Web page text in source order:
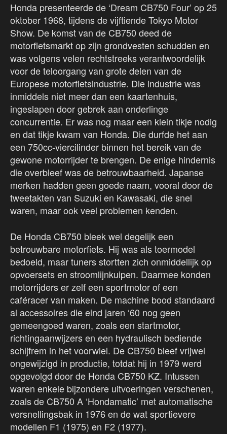
Honda presenteerde de ‘Dream CB750 Four’ op 25
oktober 1968, tijdens de vijftiende Tokyo Motor
Show. De komst van de CB750 deed de
motorfietsmarkt op zijn grondvesten schudden en
was volgens velen rechtstreeks verantwoordelijk
voor de teloorgang van grote delen van de
Europese motorfietsindustrie. Die industrie was
inmiddels niet meer dan een kaartenhuis,
ingeslapen door gebrek aan onderlinge
concurrentie. Er was nog maar een klein tikje nodig
en dat tikje kwam van Honda. Die durfde het aan
een 750cc-viercilinder binnen het bereik van de
gewone motorrijder te brengen. De enige hindernis
die overbleef was de betrouwbaarheid. Japanse
merken hadden geen goede naam, vooral door de
tweetakten van Suzuki en Kawasaki, die snel
waren, maar ook veel problemen kenden.
De Honda CB750 bleek wel degelijk een
betrouwbare motorfiets. Hij was als toermodel
bedoeld, maar tuners stortten zich onmiddellijk op
opvoersets en stroomlijnkuipen. Daarmee konden
motorrijders er zelf een sportmotor of een
caféracer van maken. De machine bood standaard
al accessoires die eind jaren ‘60 nog geen
gemeengoed waren, zoals een startmotor,
richtingaanwijzers en een hydraulisch bediende
schijfrem in het voorwiel. De CB750 bleef vrijwel
ongewijzigd in productie, totdat hij in 1979 werd
opgevolgd door de Honda CB750 KZ. Intussen
waren enkele bijzondere uitvoeringen verschenen,
zoals de CB750 A ‘Hondamatic’ met automatische
versnellingsbak in 1976 en de wat sportievere
modellen F1 (1975) en F2 (1977).